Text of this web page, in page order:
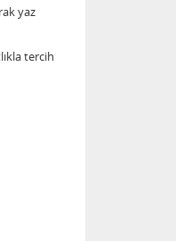
yaz
tercih